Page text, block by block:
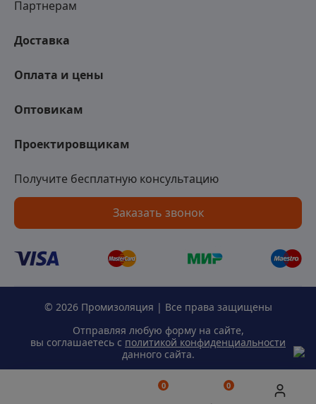
0
0
Получите бесплатную консультацию
Заказать звонок
Партнерам
Доставка
Оплата и цены
Оптовикам
Проектировщикам
© 2026 Промизоляция | Все права защищены
Отправляя любую форму на сайте,
вы соглашаетесь с политикой конфиденциальности
данного сайта.